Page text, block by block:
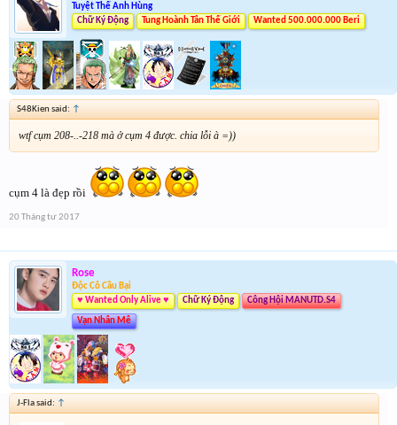
Tuyệt Thế Anh Hùng
Chữ Ký Động
Tung Hoành Tân Thế Giới Wanted 500.000.000 Beri
S48Kien said: ↑
wtf cụm 208-..-218 mà ở cụm 4 được. chia lỗi à =))
cụm 4 là đẹp rồi
20 Tháng tư 2017
Rose
Độc Cô Cầu Bại
♥ Wanted Only Alive ♥
Chữ Ký Động Công Hội MANUTD.S4
Vạn Nhân Mê
J-Fla said: ↑